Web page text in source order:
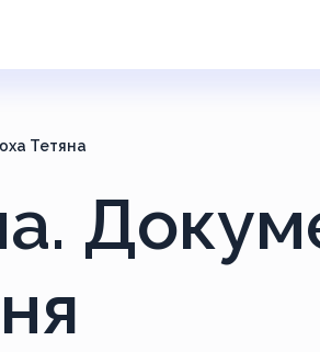
Тетяна